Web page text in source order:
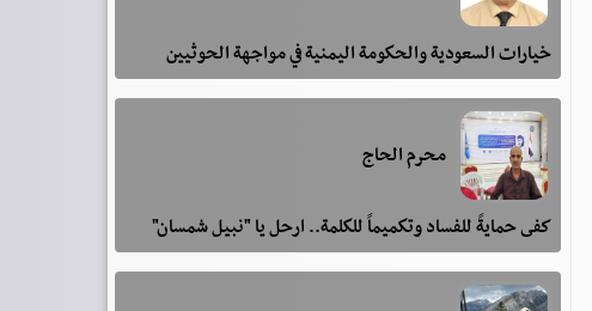
خيارات السعودية والحكومة اليمنية في مواجهة الحوثيين
محرم الحاج
كفى حمايةً للفساد وتكميماً للكلمة.. ارحل يا "نبيل شمسان"